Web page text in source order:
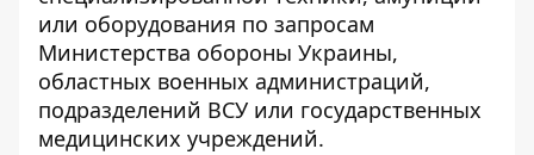
или оборудования по запросам
Министерства обороны Украины,
областных военных администраций,
подразделений ВСУ или государственных
медицинских учреждений.